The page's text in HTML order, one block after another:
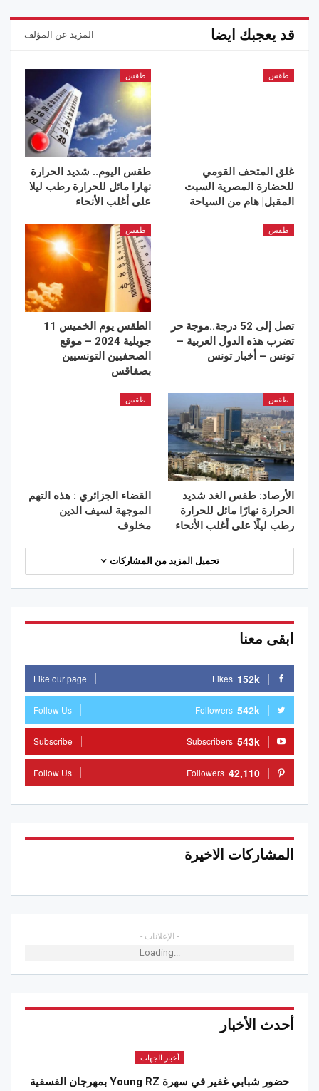
قد يعجبك ايضا المزيد عن المؤلف
طقس
غلق المتحف القومي
للحضارة المصرية السبت
المقبل| هام من السياحة
طقس
طقس اليوم.. شديد الحرارة
نهارا مائل للحرارة رطب ليلا
على أغلب الأنحاء
طقس
تصل إلى 52 درجة..موجة حر
تضرب هذه الدول العربية –
تونس – أخبار تونس
طقس
الطقس يوم الخميس 11
جويلية 2024 – موقع
الصحفيين التونسيين
بصفاقس
طقس
الأرصاد: طقس الغد شديد
الحرارة نهارًا مائل للحرارة
رطب ليلًا على أغلب الأنحاء
طقس
القضاء الجزائري : هذه التهم
الموجهة لسيف الدين
مخلوف
تحميل المزيد من المشاركات
ابقى معنا
152k
Likes
Like our page
542k
Followers
Follow Us
543k
Subscribers
Subscribe
42,110
Followers
Follow Us
المشاركات الاخيرة
- الإعلانات -
Loading...
أحدث الأخبار
أخبار الجهات
حضور شبابي غفير في سهرة Young RZ بمهرجان الفسقية